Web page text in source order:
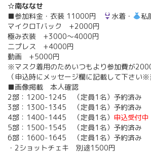
☆南ななせ
■参加料金・衣装 11000円
水着・
私
マイクロTバック +2000円
極み衣装 +3000～4000円
二プレス +4000円
動画 +5000円
※マスク着用のためいつもより参加費が
（申込時にメッセージ欄に記載して下さい※
■画像掲載 本人確認
2部：1200-1245 （定員1名）予約済み
3部：1300-1345 （定員1名）予約済み
4部：1400-1445 （定員1名） 申込受付中
5部：1500-1545 （定員1名）予約済み
6部：1600-1645 （定員1名）予約済み
・2ショットチェキ 別途1500円